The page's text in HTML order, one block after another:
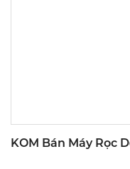
KOM Bán Máy Rọc